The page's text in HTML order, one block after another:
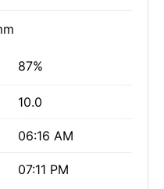
87%
10.0
06:16 AM
07:11 PM